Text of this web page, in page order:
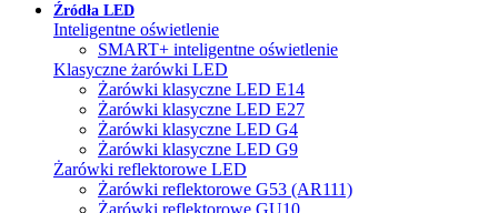
Źródła LED
Inteligentne oświetlenie
SMART+ inteligentne oświetlenie
Klasyczne żarówki LED
Żarówki klasyczne LED E14
Żarówki klasyczne LED E27
Żarówki klasyczne LED G4
Żarówki klasyczne LED G9
Żarówki reflektorowe LED
Żarówki reflektorowe G53 (AR111)
Żarówki reflektorowe GU10